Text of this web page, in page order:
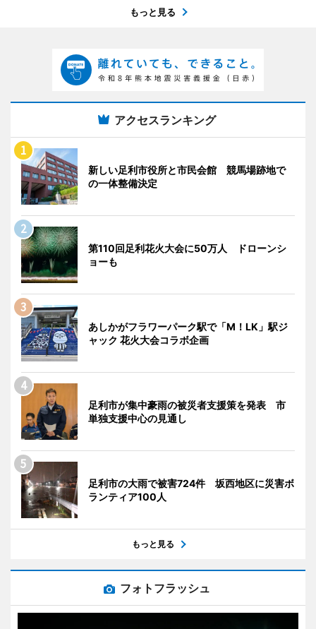
もっと見る
アクセスランキング
新しい足利市役所と市民会館 競馬場跡地で
の一体整備決定
第110回足利花火大会に50万人 ドローンシ
ョーも
あしかがフラワーパーク駅で「M！LK」駅ジ
ャック 花火大会コラボ企画
足利市が集中豪雨の被災者支援策を発表 市
単独支援中心の見通し
足利市の大雨で被害724件 坂西地区に災害ボ
ランティア100人
もっと見る
フォトフラッシュ